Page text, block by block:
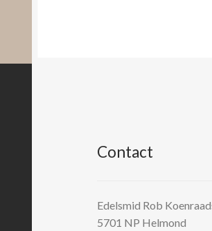
Contact
Edelsmid Rob
5701 NP Helmond